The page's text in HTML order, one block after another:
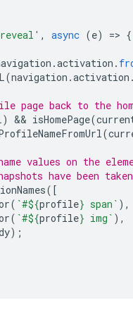
, async (e) => {
.activation .
(navigation .activation
page back to the
) && isHomePage(
(
values on the
have been taken
([
( `#${profile} span` ),
( `#${profile} img` ),
);